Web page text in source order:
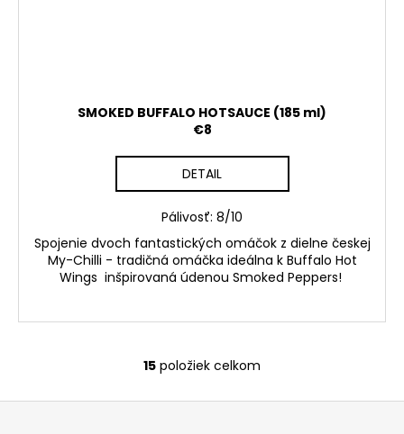
SMOKED BUFFALO HOTSAUCE (185 ml)
€8
DETAIL
Pálivosť: 8/10
Spojenie dvoch fantastických omáčok z dielne českej
My-Chilli - tradičná omáčka ideálna k Buffalo Hot
Wings inšpirovaná údenou Smoked Peppers!
O
15 položiek celkom
Z